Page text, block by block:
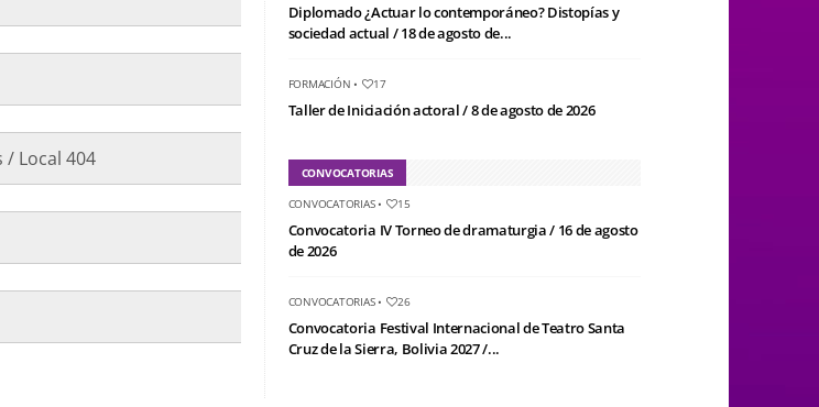
/ Local 404
Diplomado ¿Actuar lo contemporáneo? Distopías y
sociedad actual / 18 de agosto de...
FORMACIÓN • 17
Taller de Iniciación actoral / 8 de agosto de 2026
CONVOCATORIAS
CONVOCATORIAS• 15
Convocatoria IV Torneo de dramaturgia / 16 de agosto
de 2026
CONVOCATORIAS• 26
Convocatoria Festival Internacional de Teatro Santa
Cruz de la Sierra, Bolivia 2027 /...